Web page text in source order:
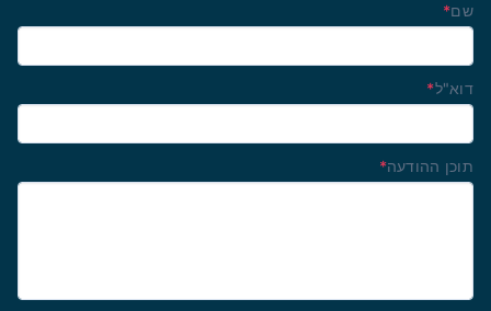
שם*
דוא"ל*
תוכן ההודעה*